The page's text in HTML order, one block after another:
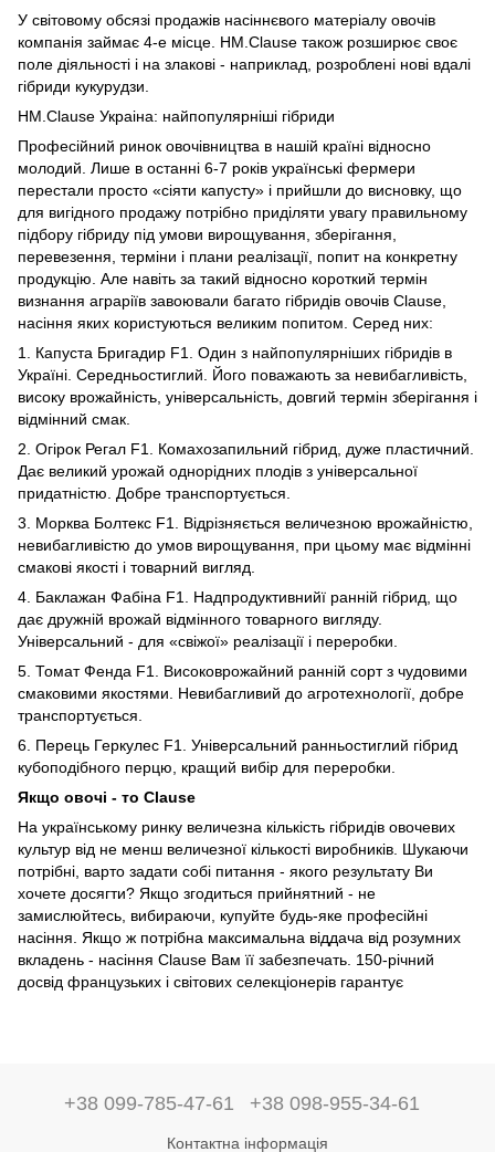
У світовому обсязі продажів насіннєвого матеріалу овочів
компанія займає 4-е місце. HM.Clause також розширює своє
поле діяльності і на злакові - наприклад, розроблені нові вдалі
гібриди кукурудзи.
HM.Clause Украіна: найпопулярніші гібриди
Професійний ринок овочівництва в нашій країні відносно
молодий. Лише в останні 6-7 років українські фермери
перестали просто «сіяти капусту» і прийшли до висновку, що
для вигідного продажу потрібно приділяти увагу правильному
підбору гібриду під умови вирощування, зберігання,
перевезення, терміни і плани реалізації, попит на конкретну
продукцію. Але навіть за такий відносно короткий термін
визнання аграріїв завоювали багато гібридів овочів Clause,
насіння яких користуються великим попитом. Серед них:
1. Капуста Бригадир F1. Один з найпопулярніших гібридів в
Україні. Середньостиглий. Його поважають за невибагливість,
високу врожайність, універсальність, довгий термін зберігання і
відмінний смак.
2. Огірок Регал F1. Комахозапильний гібрид, дуже пластичний.
Дає великий урожай однорідних плодів з універсальної
придатністю. Добре транспортується.
3. Морква Болтекс F1. Відрізняється величезною врожайністю,
невибагливістю до умов вирощування, при цьому має відмінні
смакові якості і товарний вигляд.
4. Баклажан Фабіна F1. Надпродуктивнийї ранній гібрид, що
дає дружній врожай відмінного товарного вигляду.
Універсальний - для «свіжої» реалізації і переробки.
5. Томат Фенда F1. Високоврожайний ранній сорт з чудовими
смаковими якостями. Невибагливий до агротехнології, добре
транспортується.
6. Перець Геркулес F1. Універсальний ранньостиглий гібрид
кубоподібного перцю, кращий вибір для переробки.
Якщо овочі - то Clause
На українському ринку величезна кількість гібридів овочевих
культур від не менш величезної кількості виробників. Шукаючи
потрібні, варто задати собі питання - якого результату Ви
хочете досягти? Якщо згодиться прийнятний - не
замислюйтесь, вибираючи, купуйте будь-яке професійні
насіння. Якщо ж потрібна максимальна віддача від розумних
вкладень - насіння Clause Вам її забезпечать. 150-річний
досвід французьких і світових селекціонерів гарантує
+38 099-785-47-61 +38 098-955-34-61
Контактна інформація